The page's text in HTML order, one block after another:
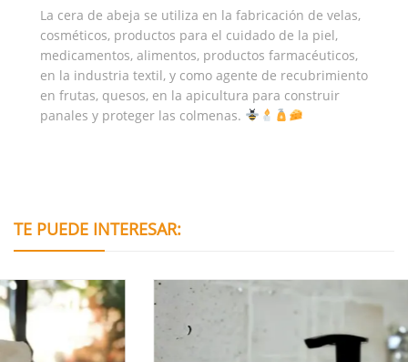
La cera de abeja se utiliza en la fabricación de velas,
cosméticos, productos para el cuidado de la piel,
medicamentos, alimentos, productos farmacéuticos,
en la industria textil, y como agente de recubrimiento
en frutas, quesos, en la apicultura para construir
panales y proteger las colmenas.
TE PUEDE INTERESAR: